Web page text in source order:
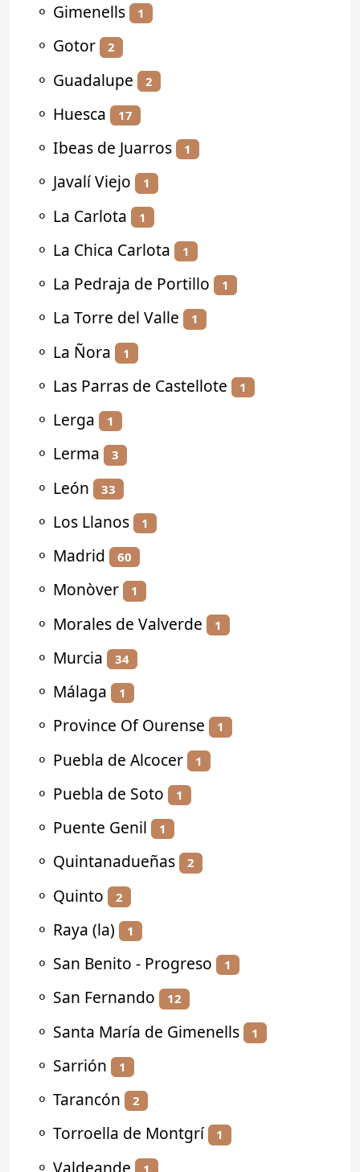
⚬ Gimenells 1
⚬ Gotor 2
⚬ Guadalupe 2
⚬ Huesca 17
⚬ Ibeas de Juarros 1
⚬ Javalí Viejo 1
⚬ La Carlota 1
⚬ La Chica Carlota 1
⚬ La Pedraja de Portillo 1
⚬ La Torre del Valle 1
⚬ La Ñora 1
⚬ Las Parras de Castellote 1
⚬ Lerga 1
⚬ Lerma 3
⚬ León 33
⚬ Los Llanos 1
⚬ Madrid 60
⚬ Monòver 1
⚬ Morales de Valverde 1
⚬ Murcia 34
⚬ Málaga 1
⚬ Province Of Ourense 1
⚬ Puebla de Alcocer 1
⚬ Puebla de Soto 1
⚬ Puente Genil 1
⚬ Quintanadueñas 2
⚬ Quinto 2
⚬ Raya (la) 1
⚬ San Benito - Progreso 1
⚬ San Fernando 12
⚬ Santa María de Gimenells 1
⚬ Sarrión 1
⚬ Tarancón 2
⚬ Torroella de Montgrí 1
⚬ Valdeande 1